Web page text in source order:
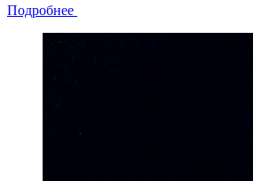
Подробнее